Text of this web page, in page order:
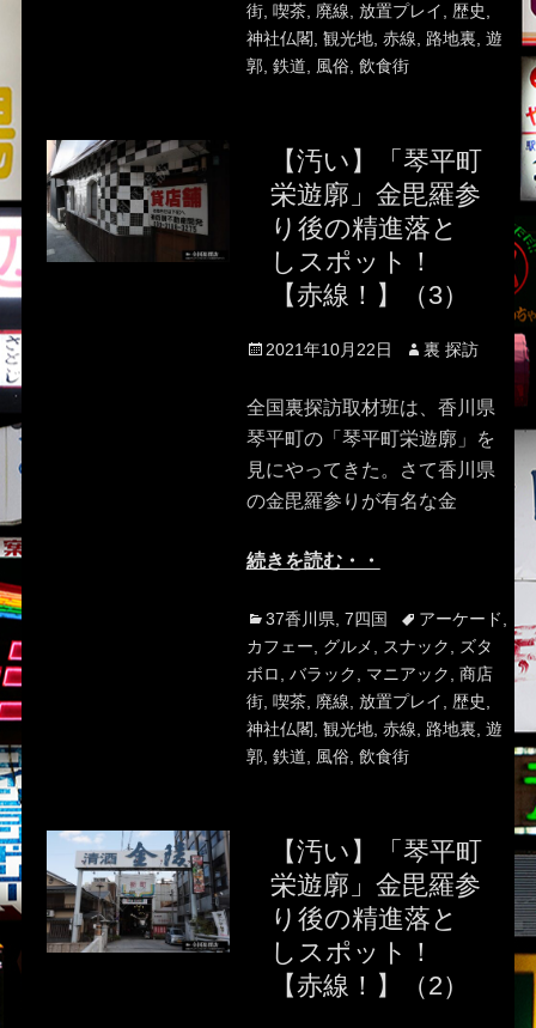
街, 喫茶, 廃線 放置プレイ 歴史
神社仏閣 観光地, 赤線 路地裏 遊
郭, 鉄道 風俗, 飲食街
【汚い】「琴平町
栄遊廓」金毘羅参
り後の精進落と
しスポット！
【赤線！】（3）
Posted
2021年10月22日 Author
裏 探訪
全国裏探訪取材班は、香川県
琴平町の「琴平町栄遊廓」を
見にやってきた。さて香川県
の金毘羅参りが有名な金
続きを読む・・
Categories
37香川県 7四国 Tagsアーケード
カフェー
グルメ スナック
ズタ
ボロ
バラック マニアック
商店
街, 喫茶, 廃線 放置プレイ 歴史
神社仏閣 観光地, 赤線 路地裏 遊
郭, 鉄道 風俗, 飲食街
【汚い】「琴平町
栄遊廓」金毘羅参
り後の精進落と
しスポット！
【赤線！】（2）